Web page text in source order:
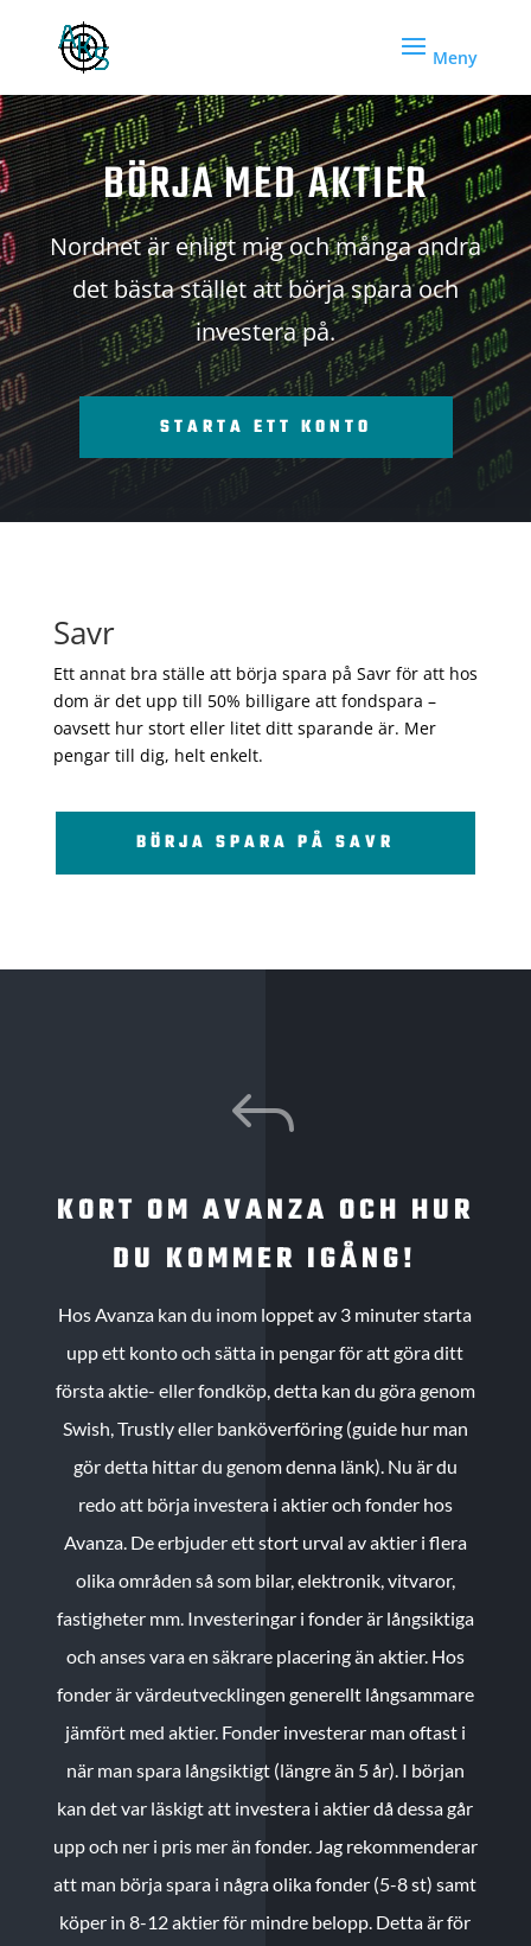
BÖRJA MED AKTIER
Nordnet är enligt mig och många andra
det bästa stället att börja spara och
investera på.
STARTA ETT KONTO
Savr
Ett annat bra ställe att börja spara på Savr för att hos
dom är det upp till 50% billigare att fondspara –
oavsett hur stort eller litet ditt sparande är. Mer
pengar till dig, helt enkelt.
BÖRJA SPARA PÅ SAVR
J
KORT OM AVANZA OCH HUR
DU KOMMER IGÅNG!
Hos Avanza kan du inom loppet av 3 minuter starta
upp ett konto och sätta in pengar för att göra ditt
första aktie- eller fondköp, detta kan du göra genom
Swish, Trustly eller banköverföring (guide hur man
gör detta hittar du genom denna länk). Nu är du
redo att börja investera i aktier och fonder hos
Avanza. De erbjuder ett stort urval av aktier i flera
olika områden så som bilar, elektronik, vitvaror,
fastigheter mm. Investeringar i fonder är långsiktiga
och anses vara en säkrare placering än aktier. Hos
fonder är värdeutvecklingen generellt långsammare
jämfört med aktier. Fonder investerar man oftast i
när man spara långsiktigt (längre än 5 år). I början
kan det var läskigt att investera i aktier då dessa går
upp och ner i pris mer än fonder. Jag rekommenderar
att man börja spara i några olika fonder (5-8 st) samt
köper in 8-12 aktier för mindre belopp. Detta är för